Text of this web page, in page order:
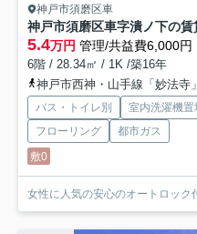
神戸市須磨区車
神戸市須磨区車字潰ノ下の
5.4万円 管理/共益費6,000円
6階 / 28.34㎡ / 1K /築16年
神戸市西神・山手線「妙法寺
バス・トイレ別 室内洗濯機置
フローリング
都市ガス
敷0
女性に人気の安心のオートロッ